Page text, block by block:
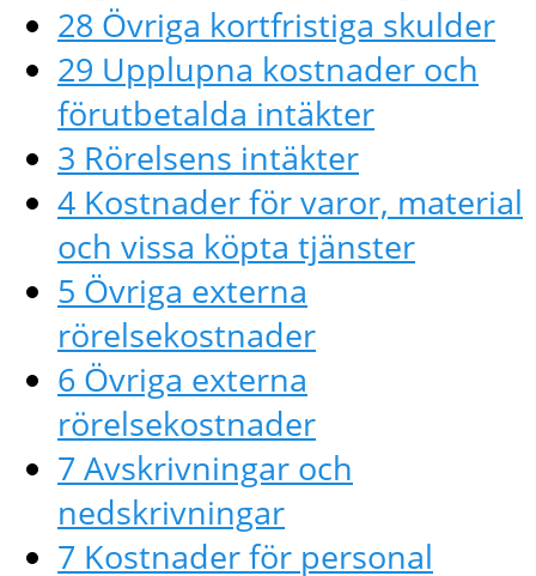
28 Övriga kortfristiga skulder
29 Upplupna kostnader och
förutbetalda intäkter
3 Rörelsens intäkter
4 Kostnader för varor, material
och vissa köpta tjänster
5 Övriga externa
rörelsekostnader
6 Övriga externa
rörelsekostnader
7 Avskrivningar och
nedskrivningar
7 Kostnader för personal